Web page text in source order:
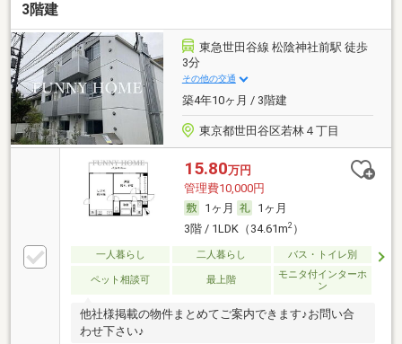
3階建
東急世田谷線 松陰神社前駅 徒歩
3分
その他の交通
築4年10ヶ月 / 3階建
東京都世田谷区若林４丁目
15.80万円
管理費10,000円
1ヶ月
1ヶ月
3階 / 1LDK（34.61m2）
一人暮らし 二人暮らし バス・トイレ別
ペット相談可 最上階
モニタ付インターホ
ン
他社様掲載の物件まとめてご案内できます♪お問い合
わせ下さい♪